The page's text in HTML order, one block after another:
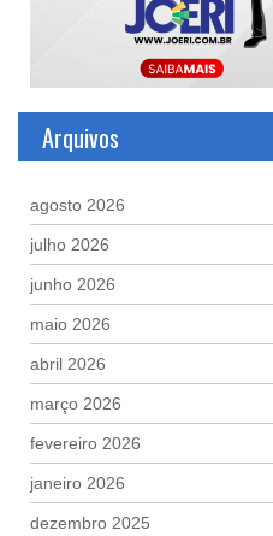
Arquivos
agosto 2026
julho 2026
junho 2026
maio 2026
abril 2026
março 2026
fevereiro 2026
janeiro 2026
dezembro 2025